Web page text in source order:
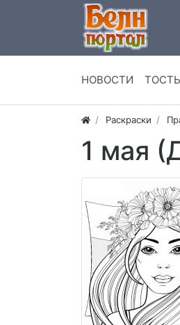
НОВОСТИ
Раскраски
1 мая